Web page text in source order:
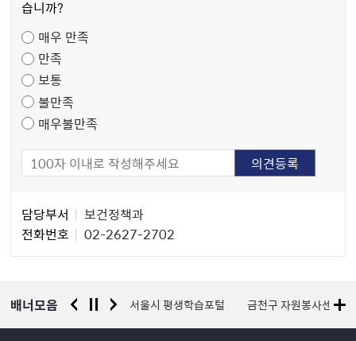
도
조
사
습니까?
매우 만족
만족
보통
불만족
매우불만족
자
담당부서
보건정책과
전화번호
02-2627-2702
배너모음
경찰청 유실물 통합포털 서울시 평생학습포털 금천구 자원봉사센터